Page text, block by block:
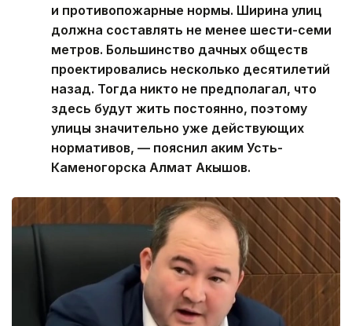
и противопожарные нормы. Ширина улиц
должна составлять не менее шести-семи
метров. Большинство дачных обществ
проектировались несколько десятилетий
назад. Тогда никто не предполагал, что
здесь будут жить постоянно, поэтому
улицы значительно уже действующих
нормативов, — пояснил аким Усть-
Каменогорска Алмат Акышов.